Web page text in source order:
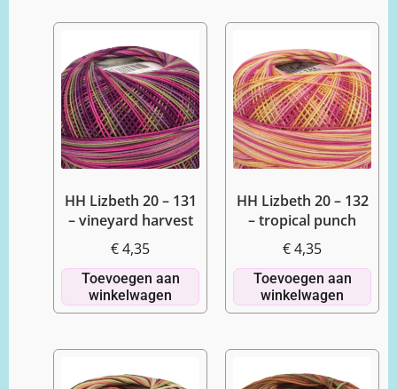
HH Lizbeth 20 – 131
– vineyard harvest
€4,35
Toevoegen aan
winkelwagen
HH Lizbeth 20 – 132
– tropical punch
€4,35
Toevoegen aan
winkelwagen